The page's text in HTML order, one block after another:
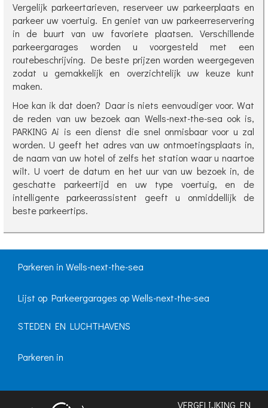
Vergelijk parkeertarieven, reserveer uw parkeerplaats en
parkeer uw voertuig. En geniet van uw parkeerreservering
in de buurt van uw favoriete plaatsen. Verschillende
parkeergarages worden u voorgesteld met een
routebeschrijving. De beste prijzen worden weergegeven
zodat u gemakkelijk en overzichtelijk uw keuze kunt
maken.
Hoe kan ik dat doen? Daar is niets eenvoudiger voor. Wat
de reden van uw bezoek aan Wells-next-the-sea ook is,
PARKING Ai is een dienst die snel onmisbaar voor u zal
worden. U geeft het adres van uw ontmoetingsplaats in,
de naam van uw hotel of zelfs het station waar u naartoe
wilt. U voert de datum en het uur van uw bezoek in, de
geschatte parkeertijd en uw type voertuig, en de
intelligente parkeerassistent geeft u onmiddellijk de
beste parkeertips.
Parkeren in Wells-next-the-sea
Lijst op Parkeergarages op Wells-next-the-sea
STEDEN EN LUCHTHAVENS
Parkeren in
VERGELIJKING EN